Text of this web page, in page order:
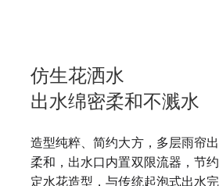
仿生花洒水
出水绵密柔和不溅水
造型纯粹、简约大方，多层雨帘
柔和，出水口内置双限流器，节
定水花造型，与传统起泡式出水